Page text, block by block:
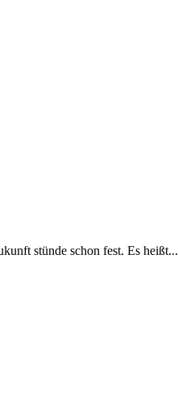
stünde schon fest. Es heißt...